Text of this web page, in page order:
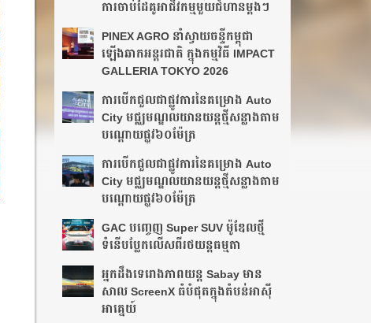
ការចាប់ដៃគូអាជីវកម្មមួយជំហានម្តងៗ
PINEX AGRO នាំស្វាយចន្ទីកម្ពុជា
ឡើងឆាកអន្តរជាតិ ក្នុងកម្មវិធី IMPACT
GALLERIA TOKYO 2026
ការបើកជួលជាផ្លូវការនៃគម្រោង Auto
City មជ្ឈមណ្ឌលយានយន្តថ្មីសន្លាងតាម
បណ្ដោយ​ផ្លូវ​៦០ម៉ែត្រ
ការបើកជួលជាផ្លូវការនៃគម្រោង Auto
City មជ្ឈមណ្ឌលយានយន្តថ្មីសន្លាងតាម
បណ្ដោយ​ផ្លូវ​៦០ម៉ែត្រ
GAC បញ្ចេញ Super SUV ម៉ូឌែលថ្មី
ទំនើបប្លែកលើសពីរថយន្តធម្មតា
អ្នក​ដឹង​ទេ​រោង​ភាព​យន្ត​ Sabay មាន​
សាល ScreenX ធំ​បំផុត​ក្នុង​តំបន់​អាស៊ី
អាគ្នេយ៍​